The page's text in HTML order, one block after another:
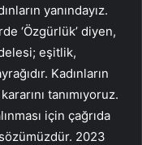
yanındayız.
‘Özgürlük’ diyen,
eşitlik,
Kadınların
tanımıyoruz.
için çağrıda
2023